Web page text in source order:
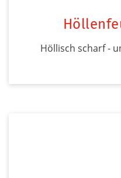
Höllisch scharf -